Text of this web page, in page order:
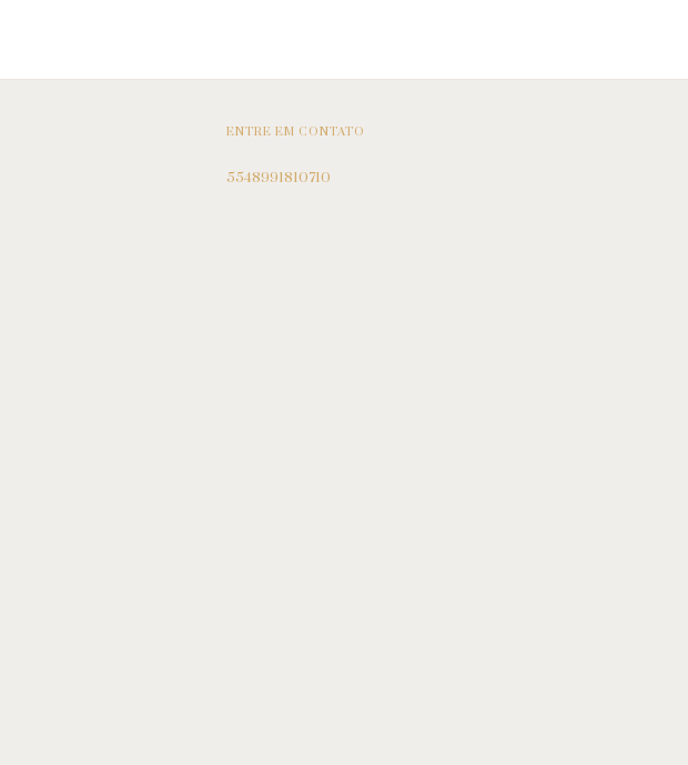
ENTRE EM CONTATO
5548991810710